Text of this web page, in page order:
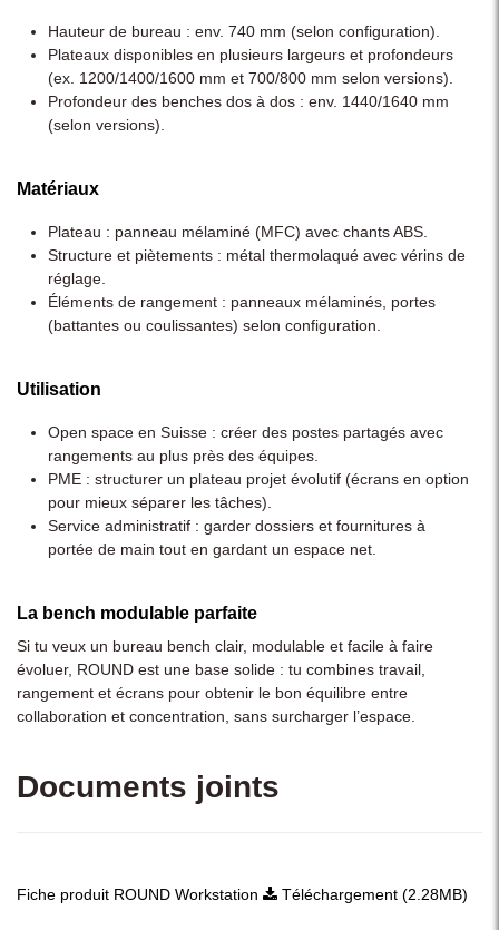
Hauteur de bureau : env. 740 mm (selon configuration).
Plateaux disponibles en plusieurs largeurs et profondeurs
(ex. 1200/1400/1600 mm et 700/800 mm selon versions).
Profondeur des benches dos à dos : env. 1440/1640 mm
(selon versions).
Matériaux
Plateau : panneau mélaminé (MFC) avec chants ABS.
Structure et piètements : métal thermolaqué avec vérins de
réglage.
Éléments de rangement : panneaux mélaminés, portes
(battantes ou coulissantes) selon configuration.
Utilisation
Open space en Suisse : créer des postes partagés avec
rangements au plus près des équipes.
PME : structurer un plateau projet évolutif (écrans en option
pour mieux séparer les tâches).
Service administratif : garder dossiers et fournitures à
portée de main tout en gardant un espace net.
La bench modulable parfaite
Si tu veux un bureau bench clair, modulable et facile à faire
évoluer, ROUND est une base solide : tu combines travail,
rangement et écrans pour obtenir le bon équilibre entre
collaboration et concentration, sans surcharger l’espace.
Documents joints
Fiche produit ROUND Workstation Téléchargement (2.28MB)